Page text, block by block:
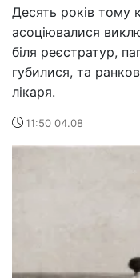
Десять років тому
асоціювалися
біля реєстратур,
губилися, та
лікаря.
11:50 04.08